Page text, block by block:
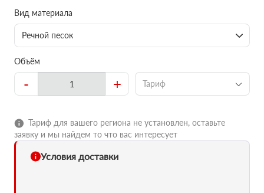
Вид материала
Речной песок
Объём
- + Тариф
Тариф для вашего региона не установлен, оставьте
заявку и мы найдем то что вас интересует
Условия доставки